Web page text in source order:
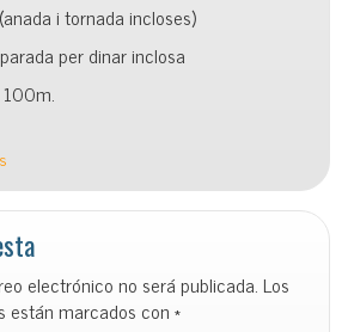
i tornada incloses)
per dinar inclosa
electrónico no será publicada. Los
están marcados con*